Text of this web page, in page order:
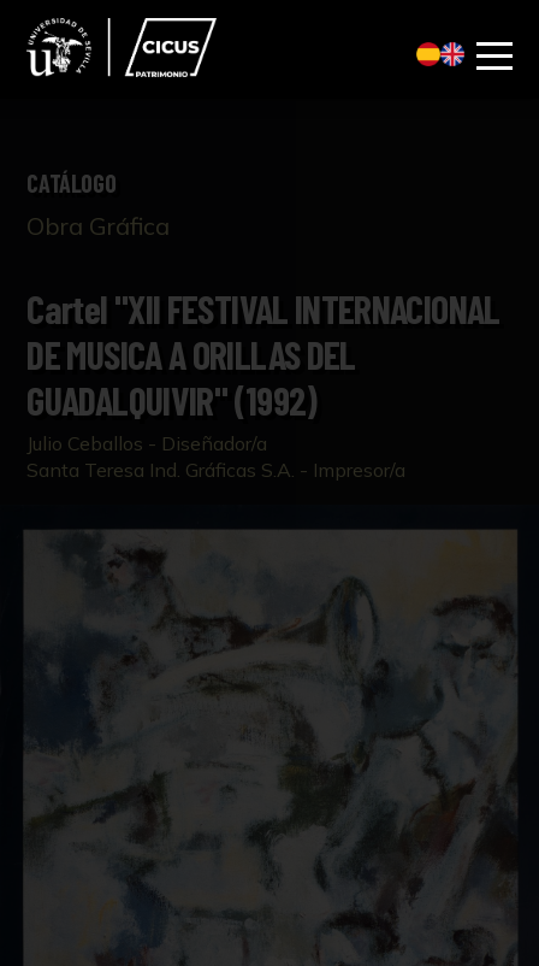
CATÁLOGO
Obra Gráfica
Cartel "XII FESTIVAL INTERNACIONAL
DE MUSICA A ORILLAS DEL
GUADALQUIVIR" (1992)
Julio Ceballos - Diseñador/a
Santa Teresa Ind. Gráficas S.A. - Impresor/a